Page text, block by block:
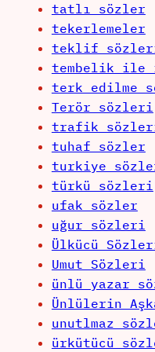
tatlı sözler
tekerlemeler
teklif
tembelik
terk edilme
Terör sözleri
trafik
tuhaf sözler
turkiye
türkü sözleri
ufak sözler
uğur sözleri
Ülkücü
Umut Sözleri
ünlü yazar
Ünlülerin
unutlmaz
ürkütücü